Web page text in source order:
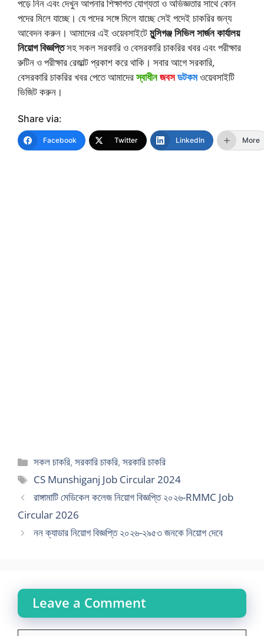
পড়ে নিন এবং দেখুন আপনার শিক্ষাগত যোগ্যতা ও অভিজ্ঞতার সাথে কোন
পদের মিলে যাচ্ছে। যে পদের সঙ্গে মিলে যাচ্ছে সেই পদেই চাকরির জন্য
আবেদন করুন। আমাদের এই ওয়েবসাইটেমুন্সিগঞ্জ সিভিল সার্জন কার্যালয়
নিয়োগ বিজ্ঞপ্তিসহ সকল সরকারি ও বেসরকারি চাকরির খবর এবং পরীক্ষার
রুটিন ও পরীক্ষার রেজাল্ট প্রকাশ করে থাকি। সবার আগে সরকারি,
বেসরকারি চাকরির খবর পেতে আমাদেরস্বাধীনজবসডটকমওয়েবসাইটি
ভিজিট করুন।
Share via:
Facebook Twitter LinkedIn More
Categories
সকল চাকরি,সরকারি চাকরি,সরকারি চাকরি
Tags
CS Munshiganj Job Circular 2024
রাঙ্গামাটি মেডিকেল কলেজ নিয়োগ বিজ্ঞপ্তি ২০২৬-RMMC Job
Circular 2026
নন ক্যাডার নিয়োগ বিজ্ঞপ্তি ২০২৬-২৯৫৩ জনকে নিয়োগ দেবে
Leave a Comment